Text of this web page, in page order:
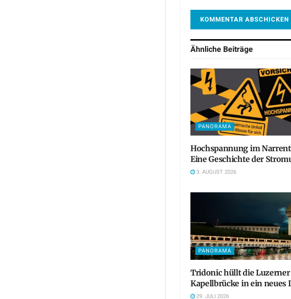
Ähnliche Beiträge
PANORAMA
Hochspannung im
Eine Geschichte der
3. AUGUST 2026
PANORAMA
Tridonic hüllt die Luzerner
Kapellbrücke in ein neues
29. JULI 2026